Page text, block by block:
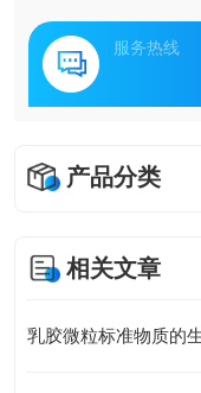
服务热线
产品分类
相关文章
乳胶微粒标准物质的